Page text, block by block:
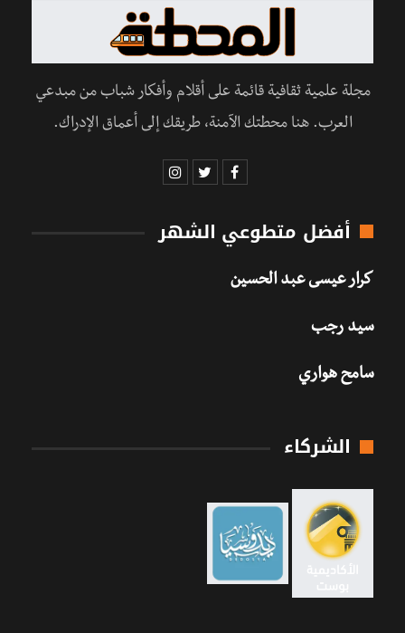
مجلة علمية ثقافية قائمة على أقلام وأفكار شباب من مبدعي
العرب. هنا محطتك الآمنة، طريقك إلى أعماق الإدراك.
أفضل متطوعي الشهر
كرار عيسى عبد الحسين
سيد رجب
سامح هواري
الشركاء